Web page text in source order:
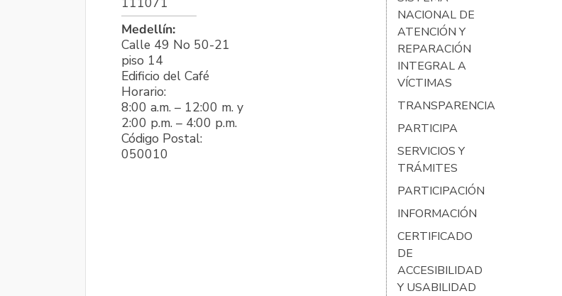
Medellín:
Calle 49 No 50-21
piso 14
Edificio del Café
Horario:
8:00 a.m. – 12:00 m. y
2:00 p.m. – 4:00 p.m.
Código Postal:
050010
NACIONAL DE
ATENCIÓN Y
REPARACIÓN
INTEGRAL A
VÍCTIMAS
TRANSPARENCIA
PARTICIPA
SERVICIOS Y
TRÁMITES
PARTICIPACIÓN
INFORMACIÓN
CERTIFICADO
DE
ACCESIBILIDAD
Y USABILIDAD